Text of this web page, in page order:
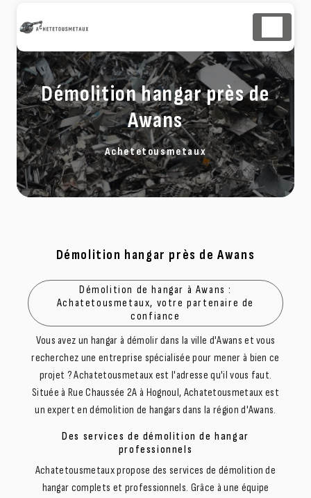
Démolition hangar près de
Awans
Achetetousmetaux
Démolition hangar près de Awans
Démolition de hangar à Awans :
Achatetousmetaux, votre partenaire de
confiance
Vous avez un hangar à démolir dans la ville d'Awans et vous
recherchez une entreprise spécialisée pour mener à bien ce
projet ? Achatetousmetaux est l'adresse qu'il vous faut.
Située à Rue Chaussée 2A à Hognoul, Achatetousmetaux est
un expert en démolition de hangars dans la région d'Awans.
Des services de démolition de hangar
professionnels
Achatetousmetaux propose des services de démolition de
hangar complets et professionnels. Grâce à une équipe